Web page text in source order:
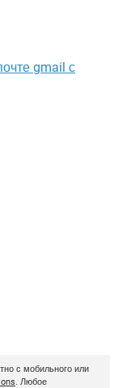
gmail с
с мобильного или
. Любое